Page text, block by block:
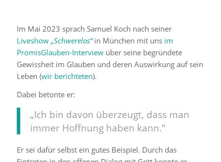
Im Mai 2023 sprach Samuel Koch nach seiner
Liveshow „Schwerelos“in München mit uns im
PromisGlauben-Interviewüber seine begründete
Gewissheit im Glauben und deren Auswirkung auf sein
Leben (wir berichteten).
Dabei betonte er:
„Ich bin davon überzeugt, dass man
immer Hoffnung haben kann.“
Er sei dafür selbst ein gutes Beispiel. Durch das